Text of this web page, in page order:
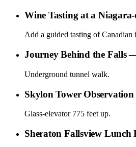
Wine Tasting at a
Add a guided tasting of Canadian
Journey Behind the Falls
Underground tunnel walk.
Skylon Tower
Glass-elevator 775 feet up.
Sheraton Fallsview